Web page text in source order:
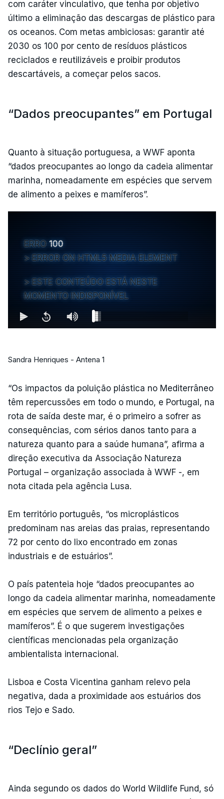
com caráter vinculativo, que tenha por objetivo
último a eliminação das descargas de plástico para
os oceanos. Com metas ambiciosas: garantir até
2030 os 100 por cento de resíduos plásticos
reciclados e reutilizáveis e proibir produtos
descartáveis, a começar pelos sacos.
“Dados preocupantes” em Portugal
Quanto à situação portuguesa, a WWF aponta
“dados preocupantes ao longo da cadeia alimentar
marinha, nomeadamente em espécies que servem
de alimento a peixes e mamíferos”.
ERRO 100
ERROR ON HTML5 MEDIA ELEMENT
ESTE CONTEÚDO ESTÁ NESTE
MOMENTO INDISPONÍVEL
Sandra Henriques - Antena 1
“Os impactos da poluição plástica no Mediterrâneo
têm repercussões em todo o mundo, e Portugal, na
rota de saída deste mar, é o primeiro a sofrer as
consequências, com sérios danos tanto para a
natureza quanto para a saúde humana”, afirma a
direção executiva da Associação Natureza
Portugal – organização associada à WWF -, em
nota citada pela agência Lusa.
Em território português, “os microplásticos
predominam nas areias das praias, representando
72 por cento do lixo encontrado em zonas
industriais e de estuários”.
O país patenteia hoje “dados preocupantes ao
longo da cadeia alimentar marinha, nomeadamente
em espécies que servem de alimento a peixes e
mamíferos”. É o que sugerem investigações
científicas mencionadas pela organização
ambientalista internacional.
Lisboa e Costa Vicentina ganham relevo pela
negativa, dada a proximidade aos estuários dos
rios Tejo e Sado.
“Declínio geral”
Ainda segundo os dados do World Wildlife Fund, só